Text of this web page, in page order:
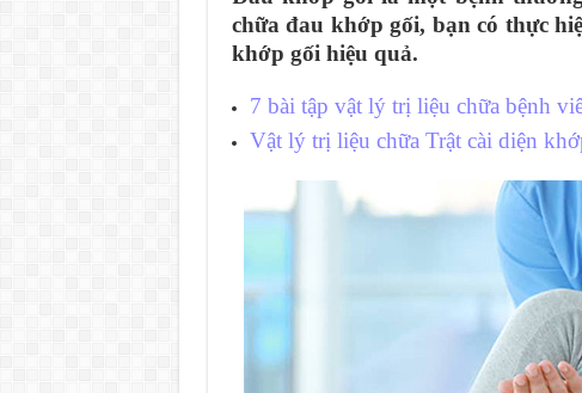
chữa đau khớp gối, bạn có thực
khớp gối hiệu quả.
7 bài tập vật lý trị liệu chữa bệnh
Vật lý trị liệu chữa Trật cài diện